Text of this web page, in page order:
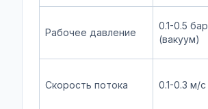
Рабочее давление
0.1-0.5 бар
(вакуум)
Скорость потока 0.1-0.3 м/с